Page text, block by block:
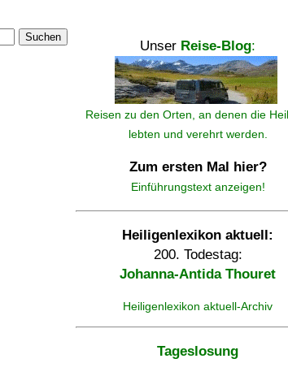
Suchen
Unser Reise-Blog:
Reisen zu den Orten, an denen die
lebten und verehrt werden.
Zum ersten Mal hier?
Einführungstext anzeigen!
Heiligenlexikon aktuell:
200. Todestag:
Johanna-Antida Thouret
Heiligenlexikon aktuell-Archiv
Tageslosung